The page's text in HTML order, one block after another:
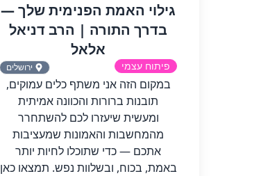
גילוי האמת הפנימית שלך —
בדרך התורה | הרב דניאל
אלאל
פיתוח עצמי ירושלים
במקום הזה אני משתף כלים עמוקים,
תובנות ברורות והכוונה אמיתית
ומעשית שיעזרו לכם להשתחרר
מהמחשבות והאמונות שמעציבות
אתכם — כדי שתוכלו לחיות יותר
באמת, בכוח, ובשלוות נפש. תמצאו כאן